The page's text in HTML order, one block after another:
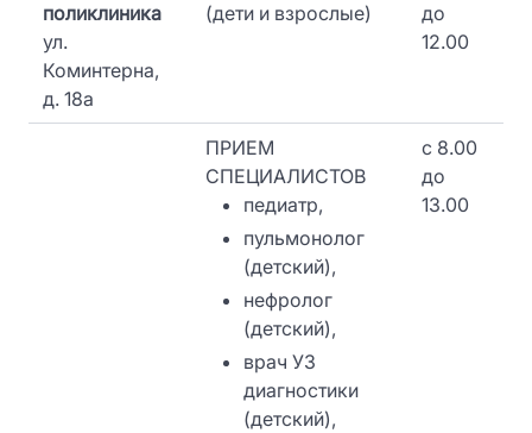
поликлиника
ул.
Коминтерна,
д. 18а
(дети и взрослые)
до
12.00
ПРИЕМ
СПЕЦИАЛИСТОВ
педиатр,
пульмонолог
(детский),
нефролог
(детский),
врач УЗ
диагностики
(детский),
c 8.00
до
13.00